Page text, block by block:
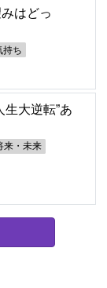
はどっ
持ち
生大逆転”あ
来・未来